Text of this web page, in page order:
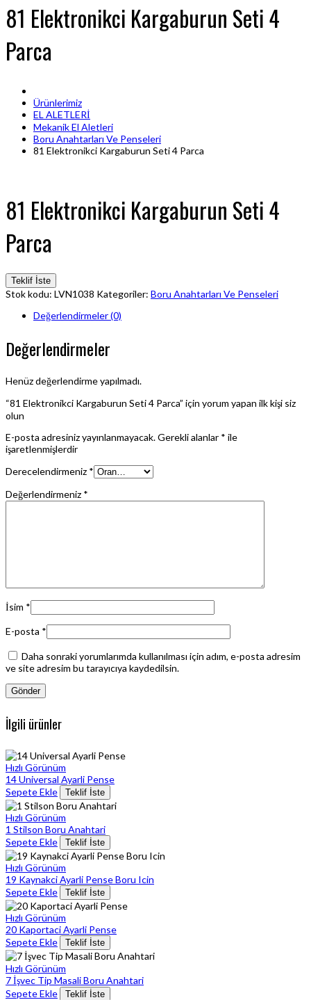
81 Elektronikci Kargaburun Seti 4
Parca
Ürünlerimiz
EL ALETLERİ
Mekanik El Aletleri
Boru Anahtarları Ve Penseleri
81 Elektronikci Kargaburun Seti 4 Parca
81 Elektronikci Kargaburun Seti 4
Parca
Teklif İste
Stok kodu: LVN1038 Kategoriler: Boru Anahtarları Ve Penseleri
Değerlendirmeler (0)
Değerlendirmeler
Henüz değerlendirme yapılmadı.
“81 Elektronikci Kargaburun Seti 4 Parca” için yorum yapan ilk kişi siz
olun
E-posta adresiniz yayınlanmayacak.Gerekli alanlar * ile
işaretlenmişlerdir
Derecelendirmeniz *
Değerlendirmeniz *
İsim *
E-posta *
Daha sonraki yorumlarımda kullanılması için adım, e-posta adresim
ve site adresim bu tarayıcıya kaydedilsin.
İlgili ürünler
Hızlı Görünüm
14 Universal Ayarli Pense
Sepete Ekle
Teklif İste
Hızlı Görünüm
1 Stilson Boru Anahtari
Sepete Ekle
Teklif İste
Hızlı Görünüm
19 Kaynakci Ayarli Pense Boru Icin
Sepete Ekle
Teklif İste
Hızlı Görünüm
20 Kaportaci Ayarli Pense
Sepete Ekle
Teklif İste
Hızlı Görünüm
7 İşvec Tip Masali Boru Anahtari
Sepete Ekle
Teklif İste